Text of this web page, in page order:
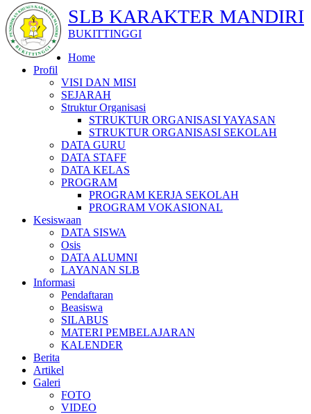
SLB KARAKTER MANDIRI
BUKITTINGGI
Home
Profil
VISI DAN MISI
SEJARAH
Struktur Organisasi
STRUKTUR ORGANISASI YAYASAN
STRUKTUR ORGANISASI SEKOLAH
DATA GURU
DATA STAFF
DATA KELAS
PROGRAM
PROGRAM KERJA SEKOLAH
PROGRAM VOKASIONAL
Kesiswaan
DATA SISWA
Osis
DATA ALUMNI
LAYANAN SLB
Informasi
Pendaftaran
Beasiswa
SILABUS
MATERI PEMBELAJARAN
KALENDER
Berita
Artikel
Galeri
FOTO
VIDEO